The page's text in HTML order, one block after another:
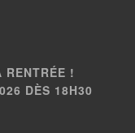
RENTRÉE !
DÈS 18H30